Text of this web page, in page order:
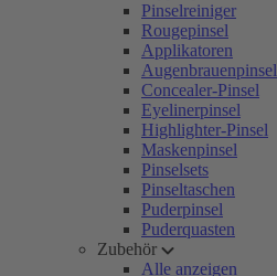
Pinselreiniger
Rougepinsel
Applikatoren
Augenbrauenpinsel
Concealer-Pinsel
Eyelinerpinsel
Highlighter-Pinsel
Maskenpinsel
Pinselsets
Pinseltaschen
Puderpinsel
Puderquasten
Zubehör
Alle anzeigen